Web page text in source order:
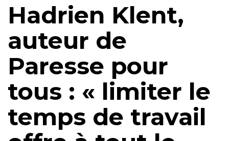
Hadrien Klent,
auteur de
Paresse pour
tous : « limiter le
temps de travail